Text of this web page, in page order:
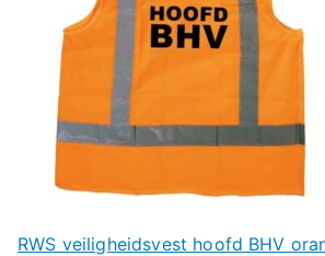
RWS veiligheidsvest hoofd BHV